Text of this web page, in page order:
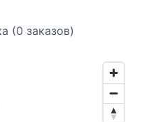
(0 заказов)